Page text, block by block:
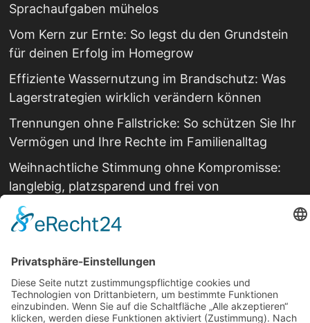
Sprachaufgaben mühelos
Vom Kern zur Ernte: So legst du den Grundstein
für deinen Erfolg im Homegrow
Effiziente Wassernutzung im Brandschutz: Was
Lagerstrategien wirklich verändern können
Trennungen ohne Fallstricke: So schützen Sie Ihr
Vermögen und Ihre Rechte im Familienalltag
Weihnachtliche Stimmung ohne Kompromisse:
langlebig, platzsparend und frei von
Schadstoffen
präsentiert vonWordPressundBam.